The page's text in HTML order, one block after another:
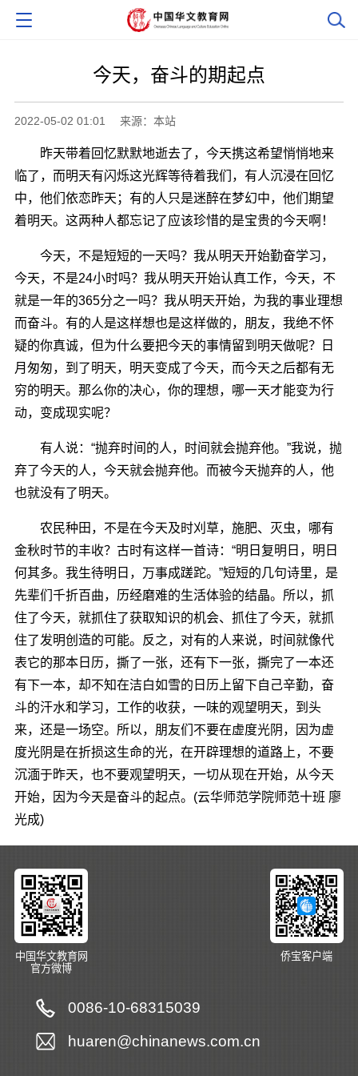
今天，奋斗的期起点
2022-05-02 01:01 来源：本站
昨天带着回忆默默地逝去了，今天携这希望悄悄地来
临了，而明天有闪烁这光辉等待着我们，有人沉浸在回忆
中，他们依恋昨天；有的人只是迷醉在梦幻中，他们期望
着明天。这两种人都忘记了应该珍惜的是宝贵的今天啊！
今天，不是短短的一天吗？我从明天开始勤奋学习，
今天，不是24小时吗？我从明天开始认真工作，今天，不
就是一年的365分之一吗？我从明天开始，为我的事业理想
而奋斗。有的人是这样想也是这样做的，朋友，我绝不怀
疑的你真诚，但为什么要把今天的事情留到明天做呢？日
月匆匆，到了明天，明天变成了今天，而今天之后都有无
穷的明天。那么你的决心，你的理想，哪一天才能变为行
动，变成现实呢？
有人说：“抛弃时间的人，时间就会抛弃他。”我说，抛
弃了今天的人，今天就会抛弃他。而被今天抛弃的人，他
也就没有了明天。
农民种田，不是在今天及时刈草，施肥、灭虫，哪有
金秋时节的丰收？古时有这样一首诗：“明日复明日，明日
何其多。我生待明日，万事成蹉跎。”短短的几句诗里，是
先辈们千折百曲，历经磨难的生活体验的结晶。所以，抓
住了今天，就抓住了获取知识的机会、抓住了今天，就抓
住了发明创造的可能。反之，对有的人来说，时间就像代
表它的那本日历，撕了一张，还有下一张，撕完了一本还
有下一本，却不知在洁白如雪的日历上留下自己辛勤，奋
斗的汗水和学习，工作的收获，一味的观望明天，到头
来，还是一场空。所以，朋友们不要在虚度光阴，因为虚
度光阴是在折损这生命的光，在开辟理想的道路上，不要
沉湎于昨天，也不要观望明天，一切从现在开始，从今天
开始，因为今天是奋斗的起点。(云华师范学院师范十班 廖
光成)
中国华文教育网
官方微博
侨宝客户端
0086-10-68315039
huaren@chinanews.com.cn